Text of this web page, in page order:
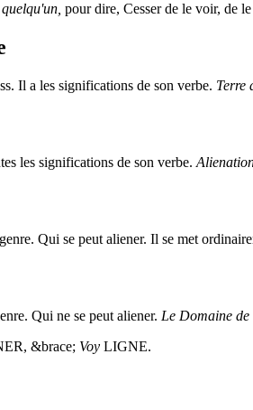
pour dire, Cesser de le voir, de
Il a les significations de son verbe. Terre
les significations de son verbe.
Qui se peut aliener. Il se met
Qui ne se peut aliener. Le Domaine
&brace; Voy LIGNE.